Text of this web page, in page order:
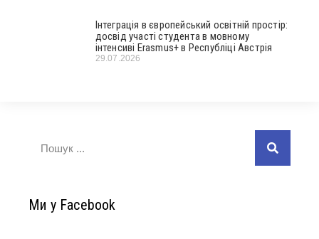
Інтеграція в європейський освітній простір:
досвід участі студента в мовному
інтенсиві Erasmus+ в Республіці Австрія
29.07.2026
Ми у Facebook